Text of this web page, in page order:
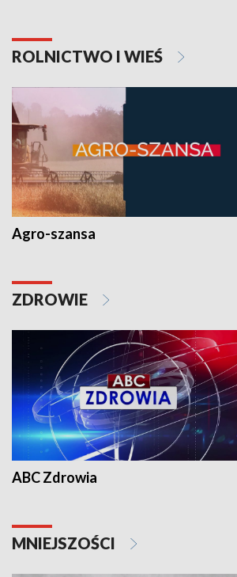
ROLNICTWO I WIEŚ
Agro-szansa
ZDROWIE
ABC Zdrowia
MNIEJSZOŚCI